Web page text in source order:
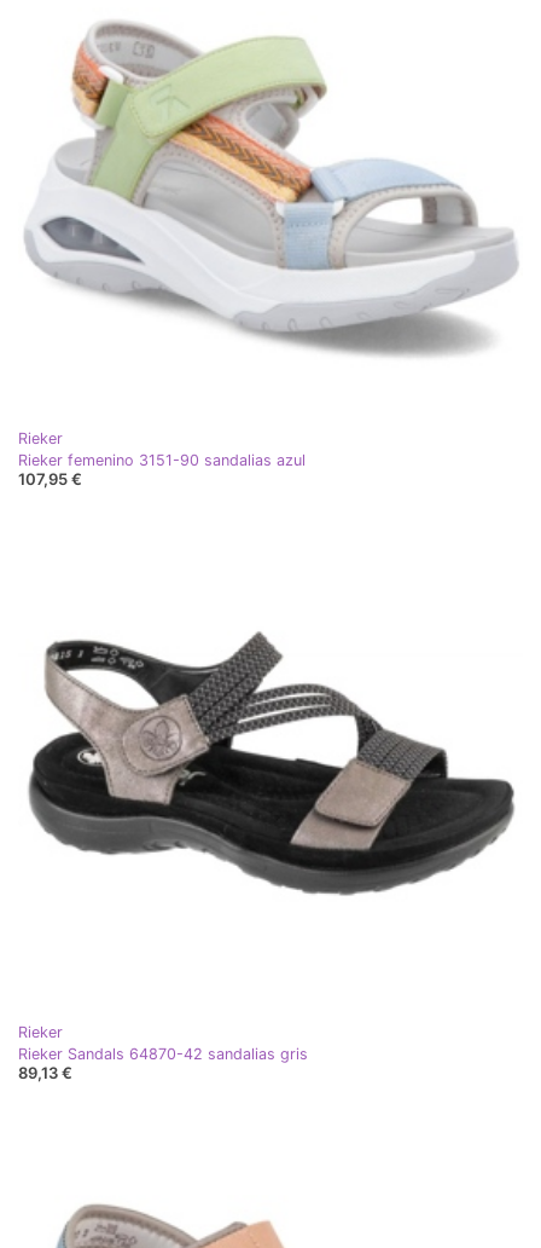
Rieker
Rieker femenino 3151-90 sandalias azul
107,95 €
Rieker
Rieker Sandals 64870-42 sandalias gris
89,13 €